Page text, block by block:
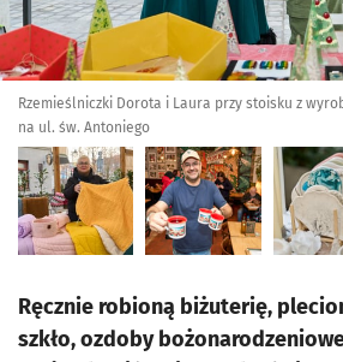
Rzemieślniczki Dorota i Laura przy stoisku z
na ul. św. Antoniego
Ręcznie robioną biżuterię,
szkło, ozdoby